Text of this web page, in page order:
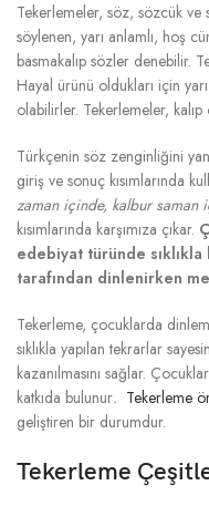
Tekerlemeler, söz, sözcük ve
söylenen, yarı anlamlı, hoş
basmakalıp sözler denebilir.
Hayal ürünü oldukları için
olabilirler. Tekerlemeler,
Türkçenin söz zenginliğini
giriş ve sonuç kısımlarında
zaman içinde, kalbur saman
kısımlarında karşımıza çıkar.
edebiyat türünde
tarafından dinlenirken
Tekerleme, çocuklarda
sıklıkla yapılan tekrarlar
kazanılmasını sağlar.
katkıda bulunur. Tekerleme
geliştiren bir durumdur.
Tekerleme